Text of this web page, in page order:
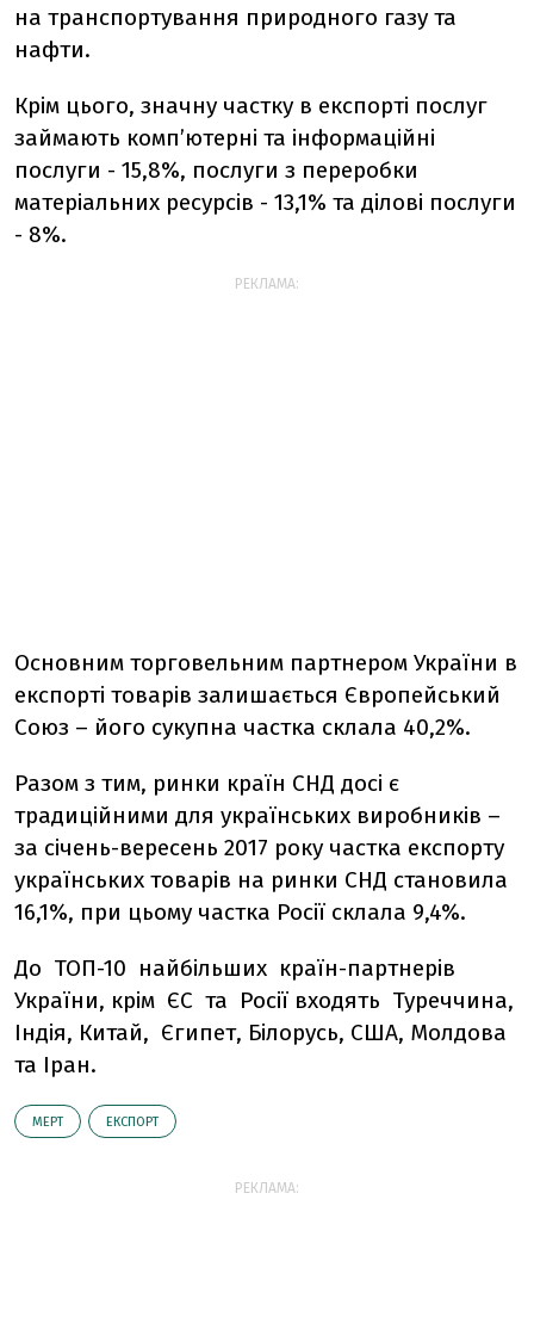
на транспортування природного газу та
нафти.
Крім цього, значну частку в експорті послуг
займають комп’ютерні та інформаційні
послуги - 15,8%, послуги з переробки
матеріальних ресурсів - 13,1% та ділові послуги
- 8%.
РЕКЛАМА:
Основним торговельним партнером України в
експорті товарів залишається Європейський
Союз – його сукупна частка склала 40,2%.
Разом з тим, ринки країн СНД досі є
традиційними для українських виробників –
за січень-вересень 2017 року частка експорту
українських товарів на ринки СНД становила
16,1%, при цьому частка Росії склала 9,4%.
До ТОП-10 найбільших країн-партнерів
України, крім ЄС та Росії входять Туреччина,
Індія, Китай, Єгипет, Білорусь, США, Молдова
та Іран.
МЕРТ ЕКСПОРТ
РЕКЛАМА: